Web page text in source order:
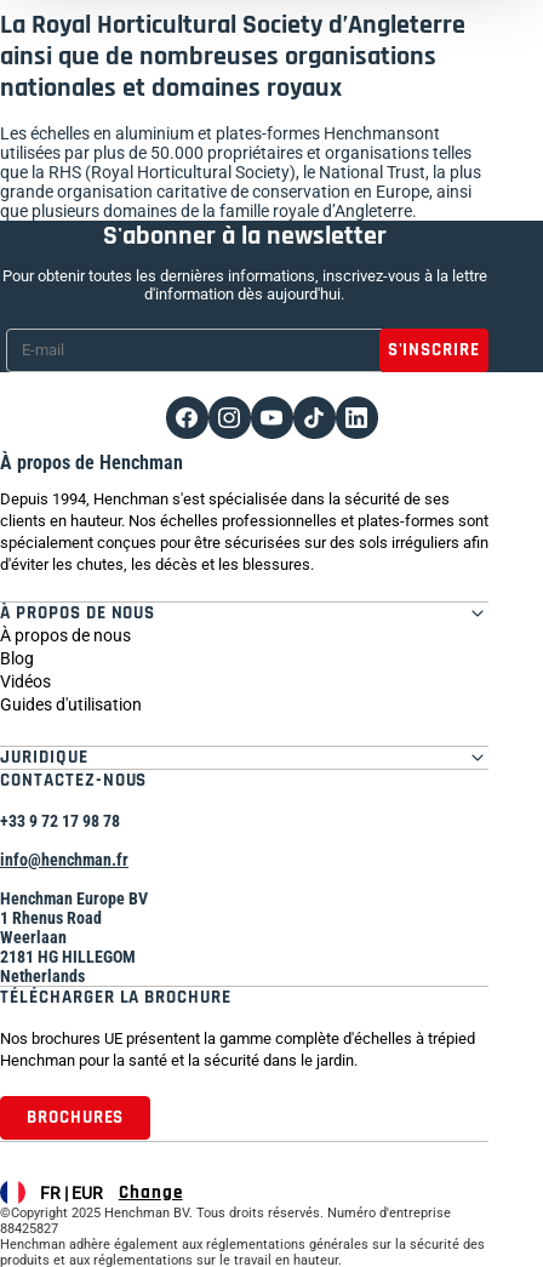
La Royal Horticultural Society d’Angleterre
ainsi que de nombreuses organisations
nationales et domaines royaux
Les échelles en aluminium et plates-formes Henchmansont
utilisées par plus de 50.000 propriétaires et organisations telles
que la RHS (Royal Horticultural Society), le National Trust, la plus
grande organisation caritative de conservation en Europe, ainsi
que plusieurs domaines de la famille royale d’Angleterre.
S'abonner à la newsletter
Pour obtenir toutes les dernières informations, inscrivez-vous à la lettre
d'information dès aujourd'hui.
À propos de Henchman
Depuis 1994, Henchman s'est spécialisée dans la sécurité de ses
clients en hauteur. Nos échelles professionnelles et plates-formes sont
spécialement conçues pour être sécurisées sur des sols irréguliers afin
d'éviter les chutes, les décès et les blessures.
À PROPOS DE NOUS
À propos de nous
Blog
Vidéos
Guides d'utilisation
JURIDIQUE
CONTACTEZ-NOUS
+33 9 72 17 98 78
info@henchman.fr
Henchman Europe BV
1 Rhenus Road
Weerlaan
2181 HG HILLEGOM
Netherlands
TÉLÉCHARGER LA BROCHURE
Nos brochures UE présentent la gamme complète d'échelles à trépied
Henchman pour la santé et la sécurité dans le jardin.
BROCHURES
FR | EUR Change
©Copyright 2025 Henchman BV. Tous droits réservés. Numéro d'entreprise
88425827
Henchman adhère également aux réglementations générales sur la sécurité des
produits et aux réglementations sur le travail en hauteur.